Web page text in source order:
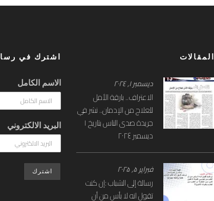
المقالات
ديسمبر ۱, ۲۰۲٤
الاعتراف.. بارقة الأمل
للعلاج من الإدمان.. نشر في
جريدة صدى الناس بتاريخ ١
ديسمبر ٢٠٢٤
فبراير ۵, ۲۰۲۵
رسالة إلى الشباب :إن كنت
تقول انه لا بأس من أن
اشترك في
الاسم الكامل
البريد الالكتروني